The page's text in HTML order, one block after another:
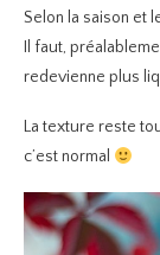
Selon la saison et
Il faut,
redevienne plus
La texture reste
c’est normal